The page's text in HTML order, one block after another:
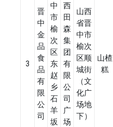
3
晋
中
金
品
食
品
有
限
公
司
中
市
榆
次
区
东
赵
乡
石
羊
坂
西
田
森
集
团
有
限
公
司
广
场
山西
省晋
中市
榆次
区顺
城街
（文
化广
场地
下）
山楂
糕